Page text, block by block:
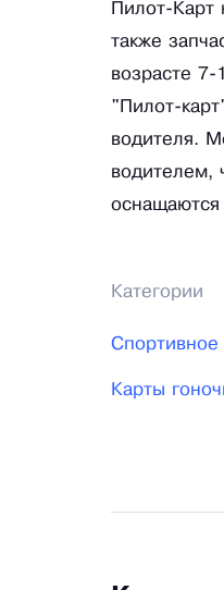
Пилот-Карт
также
возрасте
"Пилот-
водителя.
водителем,
Категории
Спортивное
Карты